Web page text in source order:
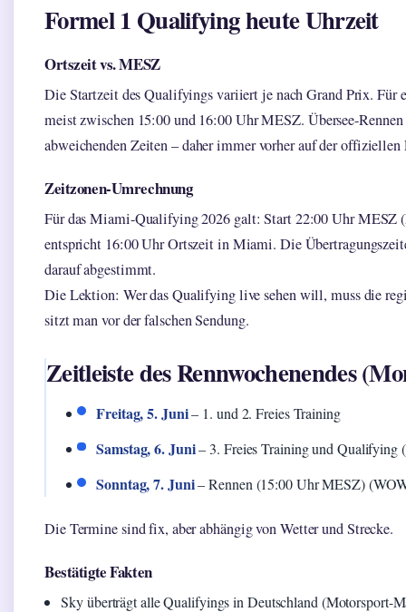
Formel 1 Qualifying heute Uhrzeit
Ortszeit vs. MESZ
Die Startzeit des Qualifyings variiert je nach Grand Prix. Für
meist zwischen 15:00 und 16:00 Uhr MESZ. Übersee-
abweichenden Zeiten – daher immer vorher auf der offiziellen
Zeitzonen-Umrechnung
Für das Miami-Qualifying 2026 galt: Start 22:00 Uhr MESZ
entspricht 16:00 Uhr Ortszeit in Miami. Die
darauf abgestimmt.
Die Lektion: Wer das Qualifying live sehen will, muss die
sitzt man vor der falschen Sendung.
Zeitleiste des Rennwochenendes
Freitag, 5. Juni– 1. und 2. Freies Training
Samstag, 6. Juni– 3. Freies Training und Qualifying
Sonntag, 7. Juni– Rennen (15:00 Uhr MESZ)
Die Termine sind fix, aber abhängig von Wetter und Strecke.
Bestätigte Fakten
Sky überträgt alle Qualifyings in Deutschland (Motorsport-